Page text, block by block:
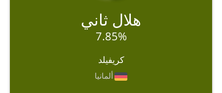
هلال ثاني
7.85%
كريفيلد
ألمانيا